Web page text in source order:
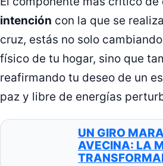
intención con la que se
cruz, estás no solo
físico de tu hogar, sino que
reafirmando tu deseo de un
paz y libre de energías
UN GIRO
AVECINA: LA